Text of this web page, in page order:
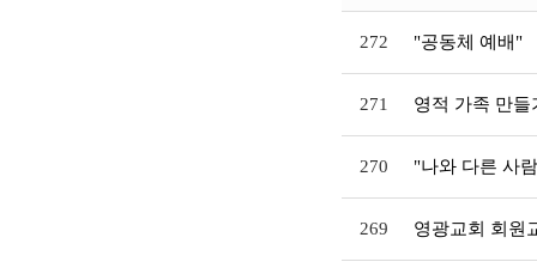
272 "공동체 예배"
271 영적 가족 만들
270 "나와 다른 사
269 영광교회 회원